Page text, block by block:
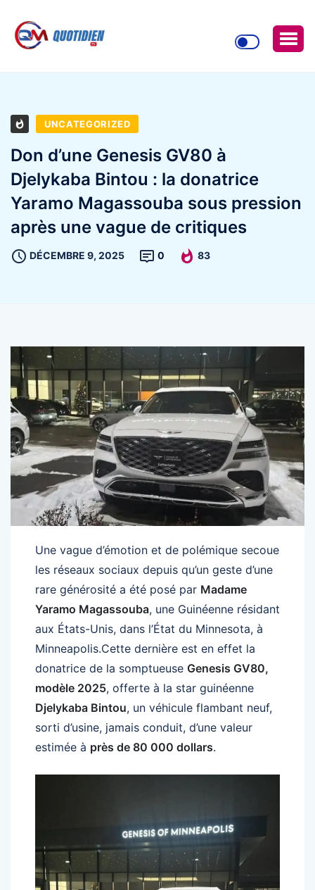
UNCATEGORIZED
Don d’une Genesis GV80 à
Djelykaba Bintou : la donatrice
Yaramo Magassouba sous pression
après une vague de critiques
DÉCEMBRE 9, 2025 0 83
Une vague d’émotion et de polémique secoue
les réseaux sociaux depuis qu’un geste d’une
rare générosité a été posé par Madame
Yaramo Magassouba, une Guinéenne résidant
aux États-Unis, dans l’État du Minnesota, à
Minneapolis.Cette dernière est en effet la
donatrice de la somptueuse Genesis GV80,
modèle 2025, offerte à la star guinéenne
Djelykaba Bintou, un véhicule flambant neuf,
sorti d’usine, jamais conduit, d’une valeur
estimée à près de 80 000 dollars.